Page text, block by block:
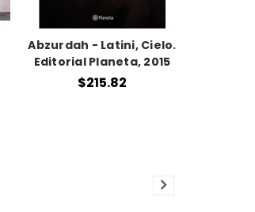
Abzurdah - Latini, Cielo.
Editorial Planeta, 2015
$215.82